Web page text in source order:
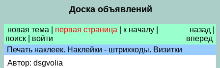
Доска объявлений
новая тема первая страница к началу
поиск
войти
назад
вперед
Печать наклеек. Наклейки - штрихкоды. Визитки
Автор: dsgvolia